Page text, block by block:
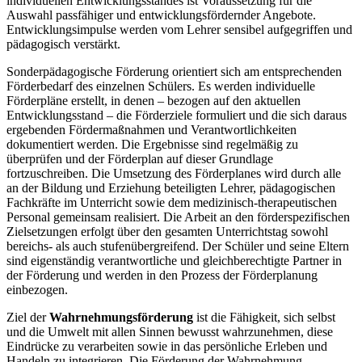
Auswahl passfähiger und entwicklungsfördernder Angebote.
Entwicklungsimpulse werden vom Lehrer sensibel aufgegriffen und
pädagogisch verstärkt.
Sonderpädagogische Förderung orientiert sich am entsprechenden
Förderbedarf des einzelnen Schülers. Es werden individuelle
Förderpläne erstellt, in denen – bezogen auf den aktuellen
Entwicklungsstand – die Förderziele formuliert und die sich daraus
ergebenden Fördermaßnahmen und Verantwortlichkeiten
dokumentiert werden. Die Ergebnisse sind regelmäßig zu
überprüfen und der Förderplan auf dieser Grundlage
fortzuschreiben. Die Umsetzung des Förderplanes wird durch alle
an der Bildung und Erziehung beteiligten Lehrer, pädagogischen
Fachkräfte im Unterricht sowie dem medizinisch-therapeutischen
Personal gemeinsam realisiert. Die Arbeit an den förderspezifischen
Zielsetzungen erfolgt über den gesamten Unterrichtstag sowohl
bereichs- als auch stufenübergreifend. Der Schüler und seine Eltern
sind eigenständig verantwortliche und gleichberechtigte Partner in
der Förderung und werden in den Prozess der Förderplanung
einbezogen.
Ziel derWahrnehmungsförderung ist die Fähigkeit, sich selbst
und die Umwelt mit allen Sinnen bewusst wahrzunehmen, diese
Eindrücke zu verarbeiten sowie in das persönliche Erleben und